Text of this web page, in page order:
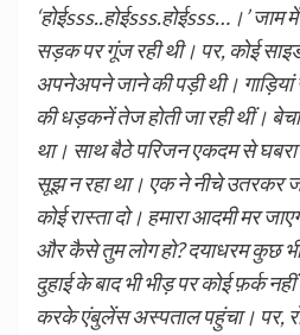
‘होईsss..होईsss.होईsss…।’
सड़क पर गूंज रही थी। पर, कोई
अपनेअपने जाने की पड़ी थी।
की धड़कनें तेज होती जा रही थीं।
था। साथ बैठे परिजन एकदम से
सूझ न रहा था। एक ने नीचे उतरकर
कोई रास्ता दो। हमारा आदमी मर
और कैसे तुम लोग हो? दयाधरम कुछ भी
दुहाई के बाद भी भीड़ पर कोई फ़र्क
करके एंबुलेंस अस्पताल पहुंचा। पर,